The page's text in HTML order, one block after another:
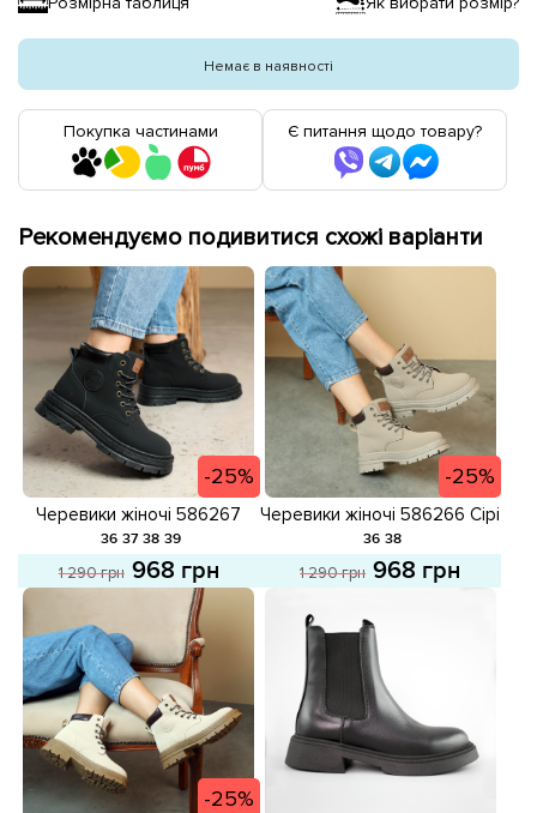
Немає в наявності
Покупка частинами Є питання щодо товару?
Рекомендуємо подивитися схожі варіанти
-25%
Черевики жіночі 586267
Чорні розпродаж
36 37 38 39
1 290 грн 968 грн
-25%
Черевики жіночі 586266 Сірі
розпродаж
36 38
1 290 грн 968 грн
-25%